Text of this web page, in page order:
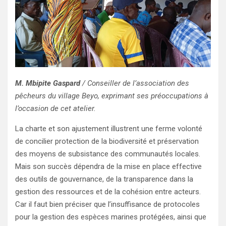
M. Mbipite Gaspard/ Conseiller de l’association des
pêcheurs du village Beyo, exprimant ses préoccupations à
l’occasion de cet atelier.
La charte et son ajustement illustrent une ferme volonté
de concilier protection de la biodiversité et préservation
des moyens de subsistance des communautés locales.
Mais son succès dépendra de la mise en place effective
des outils de gouvernance, de la transparence dans la
gestion des ressources et de la cohésion entre acteurs.
Car il faut bien préciser que l’insuffisance de protocoles
pour la gestion des espèces marines protégées, ainsi que